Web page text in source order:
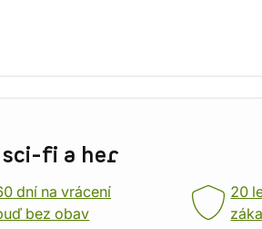
fi a her
dní na vrácení
bez obav
20